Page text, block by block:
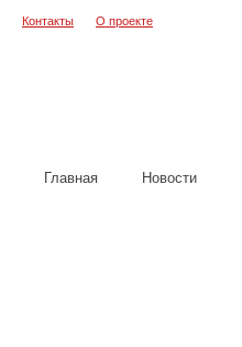
Контакты О проекте
Главная Новости